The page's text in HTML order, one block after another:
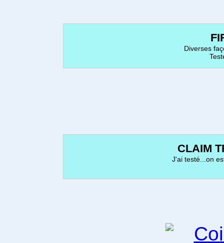
Diverses
CLAIM
J'ai testé...on